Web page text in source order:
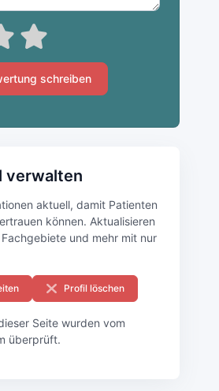
schreiben
verwalten
aktuell, damit Patienten
können. Aktualisieren
und mehr mit nur
Profil löschen
Seite wurden vom
überprüft.